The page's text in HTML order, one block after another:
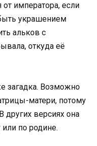
от императора, если
украшением
альков с
откуда её
загадка. Возможно
матери, потому
других версиях она
по родине.